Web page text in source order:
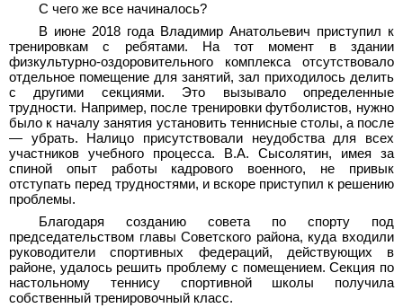
С чего же все начиналось?
В июне 2018 года Владимир Анатольевич приступил к
тренировкам с ребятами. На тот момент в здании
физкультурно-оздоровительного комплекса отсутствовало
отдельное помещение для занятий, зал приходилось делить
с другими секциями. Это вызывало определенные
трудности. Например, после тренировки футболистов, нужно
было к началу занятия установить теннисные столы, а после
— убрать. Налицо присутствовали неудобства для всех
участников учебного процесса. В.А. Сысолятин, имея за
спиной опыт работы кадрового военного, не привык
отступать перед трудностями, и вскоре приступил к решению
проблемы.
Благодаря созданию совета по спорту под
председательством главы Советского района, куда входили
руководители спортивных федераций, действующих в
районе, удалось решить проблему с помещением. Секция по
настольному теннису спортивной школы получила
собственный тренировочный класс.